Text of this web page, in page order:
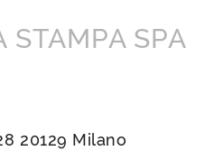
STAMPA SPA
20129 Milano